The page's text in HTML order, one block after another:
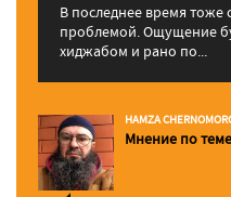
В последнее время тоже
проблемой. Ощущение
хиджабом и рано по...
HAMZA
Мнение по